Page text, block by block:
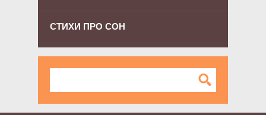
СТИХИ ПРО СОН